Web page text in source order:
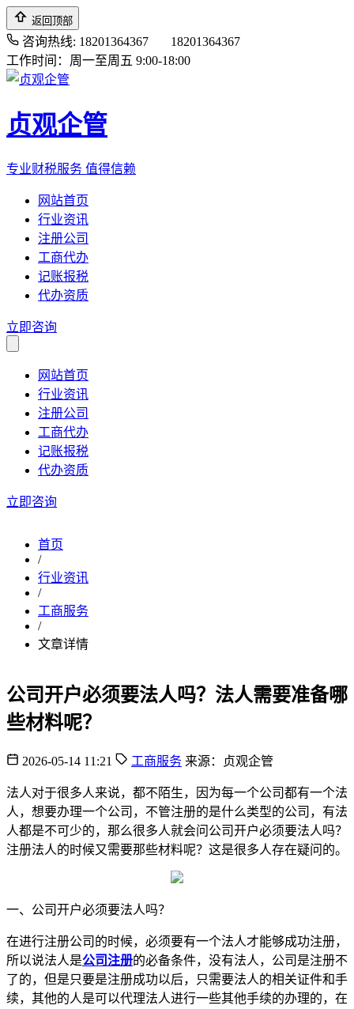
返回顶部
咨询热线: 18201364367
18201364367
工作时间：周一至周五 9:00-18:00
贞观企管
专业财税服务 值得信赖
网站首页
行业资讯
注册公司
工商代办
记账报税
代办资质
立即咨询
网站首页
行业资讯
注册公司
工商代办
记账报税
代办资质
立即咨询
首页
/
行业资讯
/
工商服务
/
文章详情
公司开户必须要法人吗？法人需要准备哪
些材料呢？
2026-05-14 11:21 工商服务 来源：贞观企管
法人对于很多人来说，都不陌生，因为每一个公司都有一个法
人，想要办理一个公司，不管注册的是什么类型的公司，有法
人都是不可少的，那么很多人就会问公司开户必须要法人吗？
注册法人的时候又需要那些材料呢？这是很多人存在疑问的。
一、公司开户必须要法人吗？
在进行注册公司的时候，必须要有一个法人才能够成功注册，
所以说法人是公司注册的必备条件，没有法人，公司是注册不
了的，但是只要是注册成功以后，只需要法人的相关证件和手
续，其他的人是可以代理法人进行一些其他手续的办理的，在